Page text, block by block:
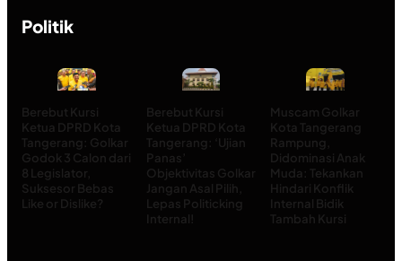
Politik
Berebut Kursi
Ketua DPRD Kota
Tangerang: Golkar
Godok 3 Calon dari
8 Legislator,
Suksesor Bebas
Like or Dislike?
Berebut Kursi
Ketua DPRD Kota
Tangerang: ‘Ujian
Panas’
Objektivitas Golkar
Jangan Asal Pilih,
Lepas Politicking
Internal!
Muscam Golkar
Kota Tangerang
Rampung,
Didominasi Anak
Muda: Tekankan
Hindari Konflik
Internal Bidik
Tambah Kursi